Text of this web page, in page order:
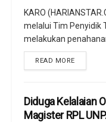
KARO
melalui Tim Penyidik
melakukan
READ MORE
Diduga Kelalaian
Magister RPL